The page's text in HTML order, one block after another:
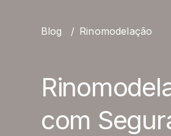
Blog / Rinomodelação
com